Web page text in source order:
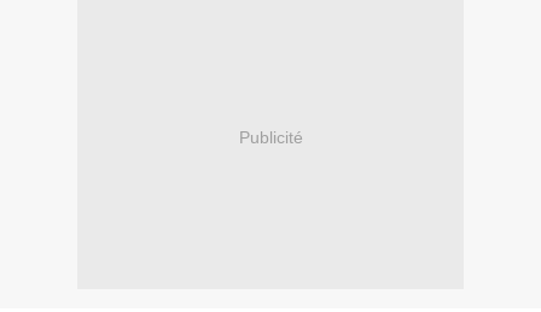
Publicité